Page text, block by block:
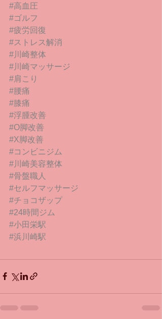
#高血圧
#ゴルフ
#疲労回復
#ストレス解消
#川崎整体
#川崎マッサージ
#肩こり
#腰痛
#膝痛
#浮腫改善
#O脚改善
#X脚改善
#コンビニジム
#川崎美容整体
#骨盤職人
#セルフマッサージ
#チョコザップ
#24時間ジム
#小田栄駅
#浜川崎駅